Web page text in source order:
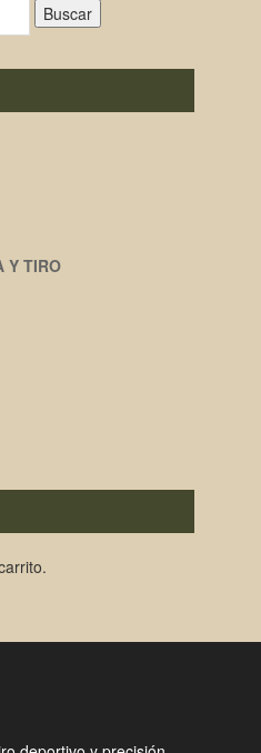
Buscar
Y TIRO